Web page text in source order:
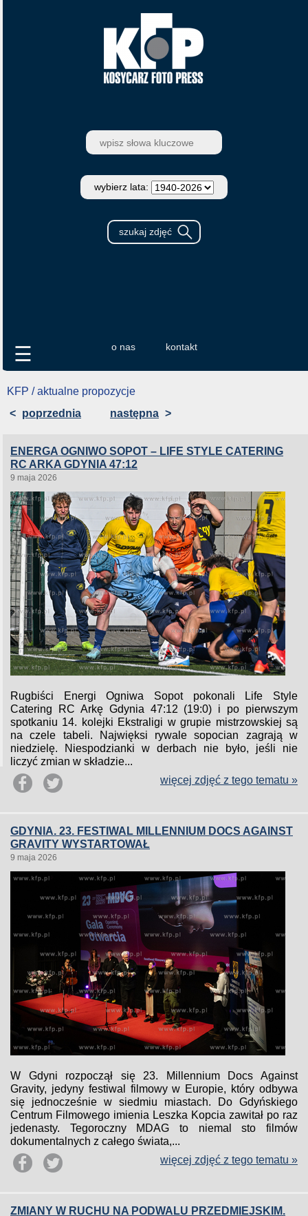
wybierz lata:
o nas kontakt
☰
KFP / aktualne propozycje
< poprzednia następna >
ENERGA OGNIWO SOPOT – LIFE STYLE CATERING
RC ARKA GDYNIA 47:12
9 maja 2026
Rugbiści Energi Ogniwa Sopot pokonali Life Style
Catering RC Arkę Gdynia 47:12 (19:0) i po pierwszym
spotkaniu 14. kolejki Ekstraligi w grupie mistrzowskiej są
na czele tabeli. Najwięksi rywale sopocian zagrają w
niedzielę. Niespodzianki w derbach nie było, jeśli nie
liczyć zmian w składzie...
więcej zdjęć z tego tematu »
GDYNIA. 23. FESTIWAL MILLENNIUM DOCS AGAINST
GRAVITY WYSTARTOWAŁ
9 maja 2026
W Gdyni rozpoczął się 23. Millennium Docs Against
Gravity, jedyny festiwal filmowy w Europie, który odbywa
się jednocześnie w siedmiu miastach. Do Gdyńskiego
Centrum Filmowego imienia Leszka Kopcia zawitał po raz
jedenasty. Tegoroczny MDAG to niemal sto filmów
dokumentalnych z całego świata,...
więcej zdjęć z tego tematu »
ZMIANY W RUCHU NA PODWALU PRZEDMIEJSKIM.